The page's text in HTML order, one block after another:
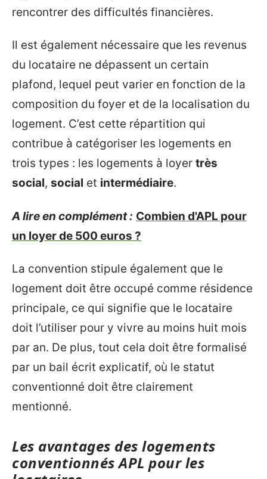
rencontrer des difficultés financières.
Il est également nécessaire que les revenus
du locataire ne dépassent un certain
plafond, lequel peut varier en fonction de la
composition du foyer et de la localisation du
logement. C’est cette répartition qui
contribue à catégoriser les logements en
trois types : les logements à loyer très
social, social et intermédiaire.
A lire en complément : Combien d'APL pour
un loyer de 500 euros ?
La convention stipule également que le
logement doit être occupé comme résidence
principale, ce qui signifie que le locataire
doit l’utiliser pour y vivre au moins huit mois
par an. De plus, tout cela doit être formalisé
par un bail écrit explicatif, où le statut
conventionné doit être clairement
mentionné.
Les avantages des logements
conventionnés APL pour les